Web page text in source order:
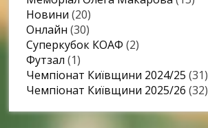
Новини (20)
Онлайн (30)
Суперкубок КОАФ (2)
Футзал (1)
Чемпіонат Київщини 2024/25 (31)
Чемпіонат Київщини 2025/26 (32)